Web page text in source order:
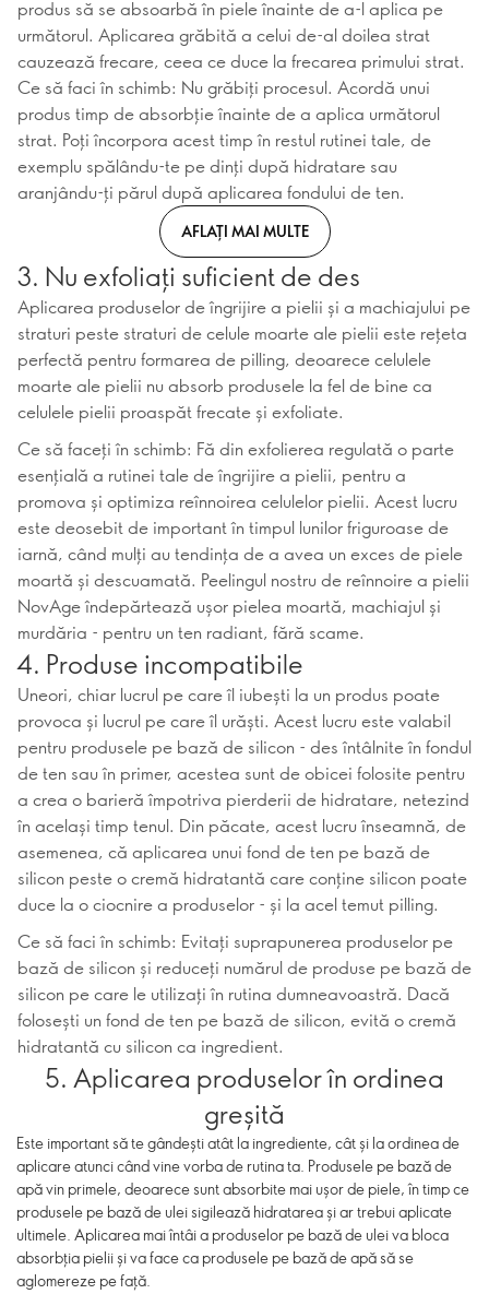
produs să se absoarbă în piele înainte de a-l aplica pe
următorul. Aplicarea grăbită a celui de-al doilea strat
cauzează frecare, ceea ce duce la frecarea primului strat.
Ce să faci în schimb: Nu grăbiți procesul. Acordă unui
produs timp de absorbție înainte de a aplica următorul
strat. Poți încorpora acest timp în restul rutinei tale, de
exemplu spălându-te pe dinți după hidratare sau
aranjându-ți părul după aplicarea fondului de ten.
AFLAȚI MAI MULTE
3. Nu exfoliați suficient de des
Aplicarea produselor de îngrijire a pielii și a machiajului pe
straturi peste straturi de celule moarte ale pielii este rețeta
perfectă pentru formarea de pilling, deoarece celulele
moarte ale pielii nu absorb produsele la fel de bine ca
celulele pielii proaspăt frecate și exfoliate.
Ce să faceți în schimb: Fă din exfolierea regulată o parte
esențială a rutinei tale de îngrijire a pielii, pentru a
promova și optimiza reînnoirea celulelor pielii. Acest lucru
este deosebit de important în timpul lunilor friguroase de
iarnă, când mulți au tendința de a avea un exces de piele
moartă și descuamată. Peelingul nostru de reînnoire a pielii
NovAge îndepărtează ușor pielea moartă, machiajul și
murdăria - pentru un ten radiant, fără scame.
4. Produse incompatibile
Uneori, chiar lucrul pe care îl iubești la un produs poate
provoca și lucrul pe care îl urăști. Acest lucru este valabil
pentru produsele pe bază de silicon - des întâlnite în fondul
de ten sau în primer, acestea sunt de obicei folosite pentru
a crea o barieră împotriva pierderii de hidratare, netezind
în același timp tenul. Din păcate, acest lucru înseamnă, de
asemenea, că aplicarea unui fond de ten pe bază de
silicon peste o cremă hidratantă care conține silicon poate
duce la o ciocnire a produselor - și la acel temut pilling.
Ce să faci în schimb: Evitați suprapunerea produselor pe
bază de silicon și reduceți numărul de produse pe bază de
silicon pe care le utilizați în rutina dumneavoastră. Dacă
folosești un fond de ten pe bază de silicon, evită o cremă
hidratantă cu silicon ca ingredient.
5. Aplicarea produselor în ordinea
greșită
Este important să te gândești atât la ingrediente, cât și la ordinea de
aplicare atunci când vine vorba de rutina ta. Produsele pe bază de
apă vin primele, deoarece sunt absorbite mai ușor de piele, în timp ce
produsele pe bază de ulei sigilează hidratarea și ar trebui aplicate
ultimele. Aplicarea mai întâi a produselor pe bază de ulei va bloca
absorbția pielii și va face ca produsele pe bază de apă să se
aglomereze pe față.